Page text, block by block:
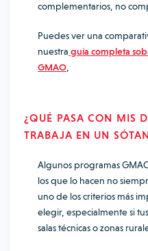
complementarios, no
Puedes ver una
nuestra guía completa
GMAO
¿QUÉ PASA CON MIS
TRABAJA EN UN
Algunos programas
los que lo hacen no
uno de los criterios más
elegir, especialmente si
salas técnicas o zonas